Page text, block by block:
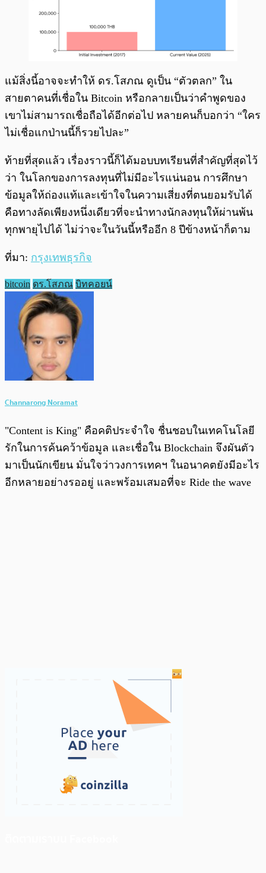
แม้สิ่งนี้อาจจะทำให้ ดร.โสภณ ดูเป็น “ตัวตลก” ใน
สายตาคนที่เชื่อใน Bitcoin หรือกลายเป็นว่าคำพูดของ
เขาไม่สามารถเชื่อถือได้อีกต่อไป หลายคนก็บอกว่า “ใคร
ไม่เชื่อแกป่านนี้ก็รวยไปละ”
ท้ายที่สุดแล้ว เรื่องราวนี้ก็ได้มอบบทเรียนที่สำคัญที่สุดไว้
ว่า ในโลกของการลงทุนที่ไม่มีอะไรแน่นอน การศึกษา
ข้อมูลให้ถ่องแท้และเข้าใจในความเสี่ยงที่ตนยอมรับได้
คือทางลัดเพียงหนึ่งเดียวที่จะนำทางนักลงทุนให้ผ่านพ้น
ทุกพายุไปได้ ไม่ว่าจะในวันนี้หรืออีก 8 ปีข้างหน้าก็ตาม
ที่มา: กรุงเทพธุรกิจ
bitcoin ดร.โสภณ บิทคอยน์
Channarong Noramat
"Content is King" คือคติประจำใจ ชื่นชอบในเทคโนโลยี
รักในการค้นคว้าข้อมูล และเชื่อใน Blockchain จึงผันตัว
มาเป็นนักเขียน มั่นใจว่าวงการเทคฯ ในอนาคตยังมีอะไร
อีกหลายอย่างรออยู่ และพร้อมเสมอที่จะ Ride the wave